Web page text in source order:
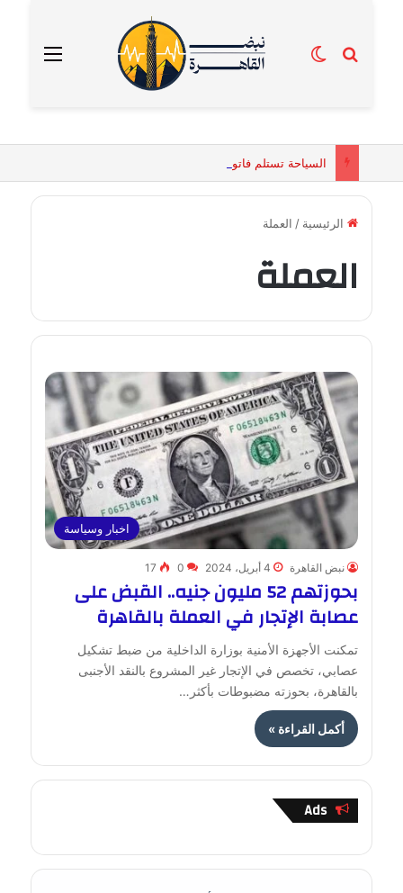
القائمة بحث عنالوضع المظلم
الرئيسية / العملة
العملة
اخبار وسياسة
نبض القاهرة 4 أبريل، 2024 0
17
بحوزتهم 52 مليون جنيه.. القبض على
عصابة الإتجار في العملة بالقاهرة
تمكنت الأجهزة الأمنية بوزارة الداخلية من ضبط تشكيل
عصابي، تخصص في الإتجار غير المشروع بالنقد الأجنبى
بالقاهرة، بحوزته مضبوطات بأكثر…
أكمل القراءة »
Ads